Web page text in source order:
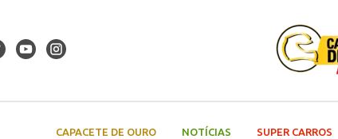
CAPACETE DE OURO NOTÍCIAS SUPER CARROS